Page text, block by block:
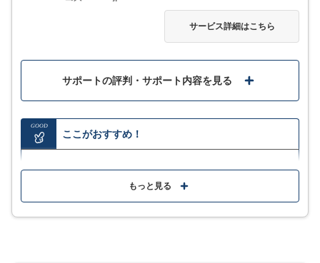
サービス詳細はこちら
サポートの評判・サポート内容を見る
GOOD
ここがおすすめ！
1件あたり1円以下の低コストで企業リストの入手が可
もっと見る